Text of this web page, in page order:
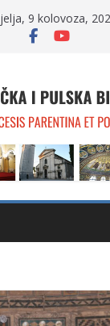
9 kolovoza,